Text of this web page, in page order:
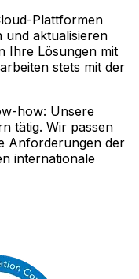
Plattformen
und aktualisieren
Ihre Lösungen mit
stets mit der
how: Unsere
tätig. Wir passen
Anforderungen der
internationale